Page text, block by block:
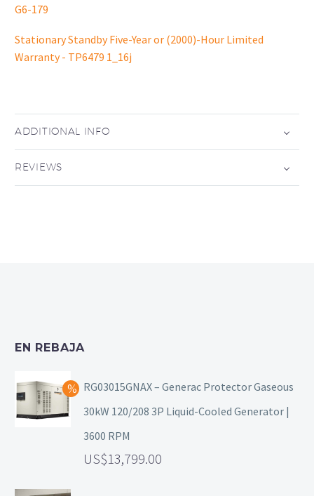
G6-179
Stationary Standby Five-Year or (2000)-Hour Limited
Warranty - TP6479 1_16j
ADDITIONAL INFO
REVIEWS
EN REBAJA
RG03015GNAX – Generac Protector Gaseous
30kW 120/208 3P Liquid-Cooled Generator |
3600 RPM
13,799.00